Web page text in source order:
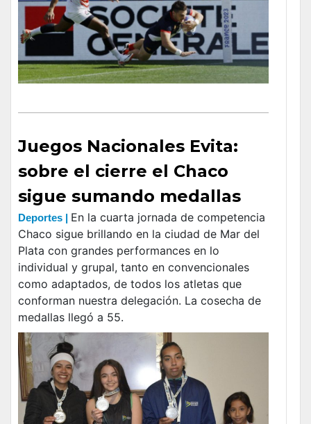
Juegos Nacionales Evita:
sobre el cierre el Chaco
sigue sumando medallas
Deportes | En la cuarta jornada de competencia
Chaco sigue brillando en la ciudad de Mar del
Plata con grandes performances en lo
individual y grupal, tanto en convencionales
como adaptados, de todos los atletas que
conforman nuestra delegación. La cosecha de
medallas llegó a 55.